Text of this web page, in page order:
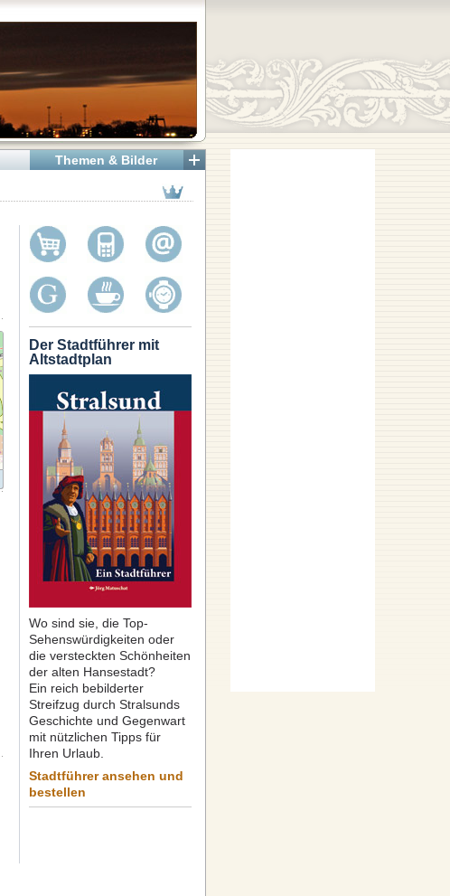
Themen & Bilder
Der Stadtführer mit
Altstadtplan
Wo sind sie, die Top-
Sehenswürdigkeiten oder
die versteckten Schönheiten
der alten Hansestadt?
Ein reich bebilderter
Streifzug durch Stralsunds
Geschichte und Gegenwart
mit nützlichen Tipps für
Ihren Urlaub.
Stadtführer ansehen und
bestellen